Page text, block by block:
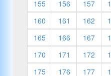
155
156 157
160
161 162
165
166 167
170
171 172
175
176 177